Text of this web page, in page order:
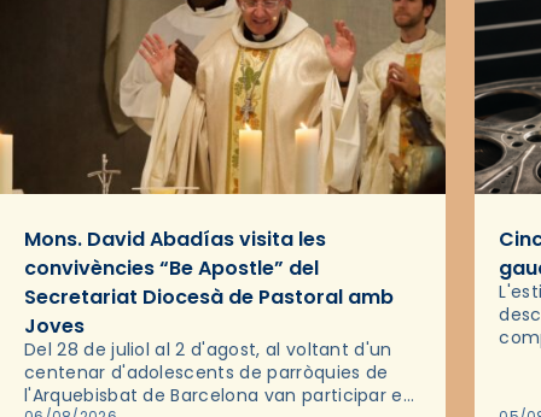
Mons. David Abadías visita les
convivències “Be Apostle” del
Secretariat Diocesà de Pastoral amb
Joves
Del 28 de juliol al 2 d'agost, al voltant d'un
centenar d'adolescents de parròquies de
l'Arquebisbat de Barcelona van participar en